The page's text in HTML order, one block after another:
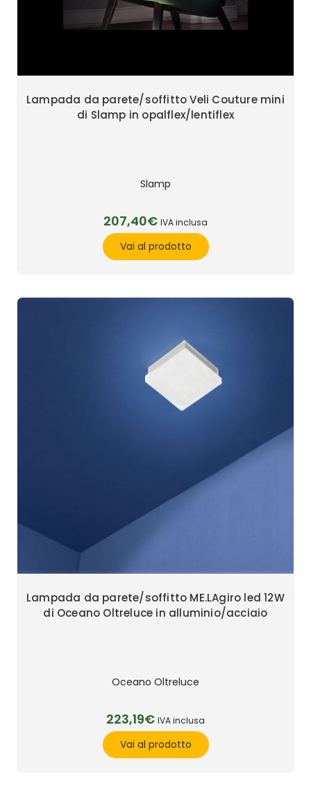
Lampada da parete/soffitto Veli Couture mini
di Slamp in opalflex/lentiflex
Slamp
207,40€ IVA inclusa
Vai al prodotto
Lampada da parete/soffitto ME.LAgiro led 12W
di Oceano Oltreluce in alluminio/acciaio
Oceano Oltreluce
223,19€ IVA inclusa
Vai al prodotto